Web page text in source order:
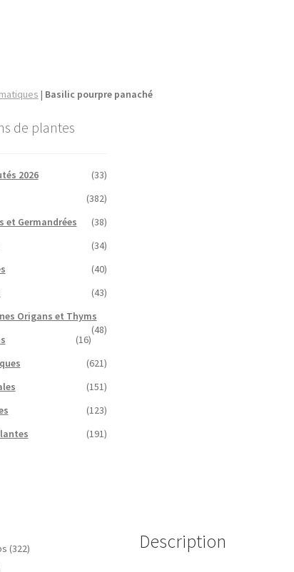
| Basilic pourpre panaché
Description
de plantes
2026
(33)
(382)
et Germandrées
(38)
(34)
(40)
(43)
Origans et Thyms
(48)
(16)
(621)
(151)
(123)
(191)
(322)